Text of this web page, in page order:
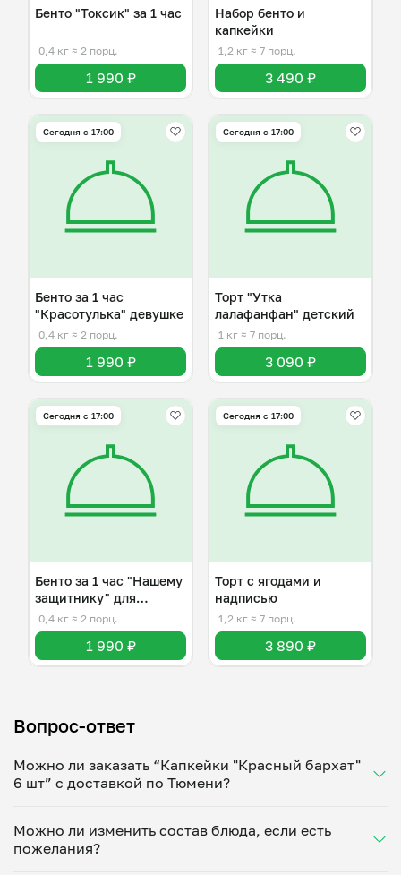
Бенто "Токсик" за 1 час
0,4 кг ≈ 2 порц.
1 990 ₽
Набор бенто и
капкейки
1,2 кг ≈ 7 порц.
3 490 ₽
Сегодня с 17:00
Бенто за 1 час
"Красотулька" девушке
0,4 кг ≈ 2 порц.
1 990 ₽
Сегодня с 17:00
Торт "Утка
лалафанфан" детский
1 кг ≈ 7 порц.
3 090 ₽
Сегодня с 17:00
Бенто за 1 час "Нашему
защитнику" для
мужчины
0,4 кг ≈ 2 порц.
1 990 ₽
Сегодня с 17:00
Торт с ягодами и
надписью
1,2 кг ≈ 7 порц.
3 890 ₽
Вопрос-ответ
Можно ли заказать “Капкейки "Красный бархат"
6 шт” с доставкой по Тюмени?
Укажите удобное время — и получите свежее
домашнее блюдо в большой порции прямо с плиты.
Можно ли изменить состав блюда, если есть
пожелания?